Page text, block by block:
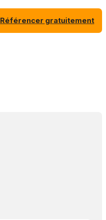
Référencer gratuitement